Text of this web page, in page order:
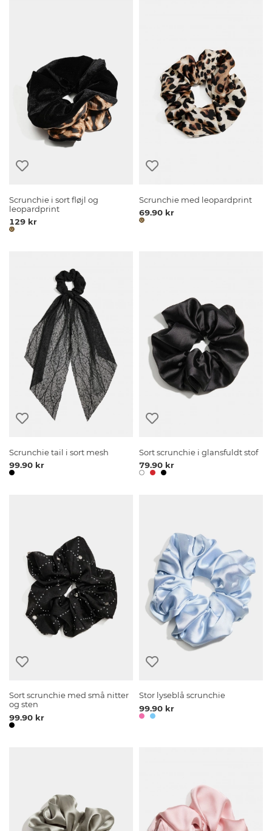
Scrunchie i sort fløjl og
leopardprint
129 kr
Scrunchie med leopardprint
69.90 kr
Scrunchie tail i sort mesh
99.90 kr
Sort scrunchie i glansfuldt stof
79.90 kr
Sort scrunchie med små nitter
og sten
99.90 kr
Stor lyseblå scrunchie
99.90 kr